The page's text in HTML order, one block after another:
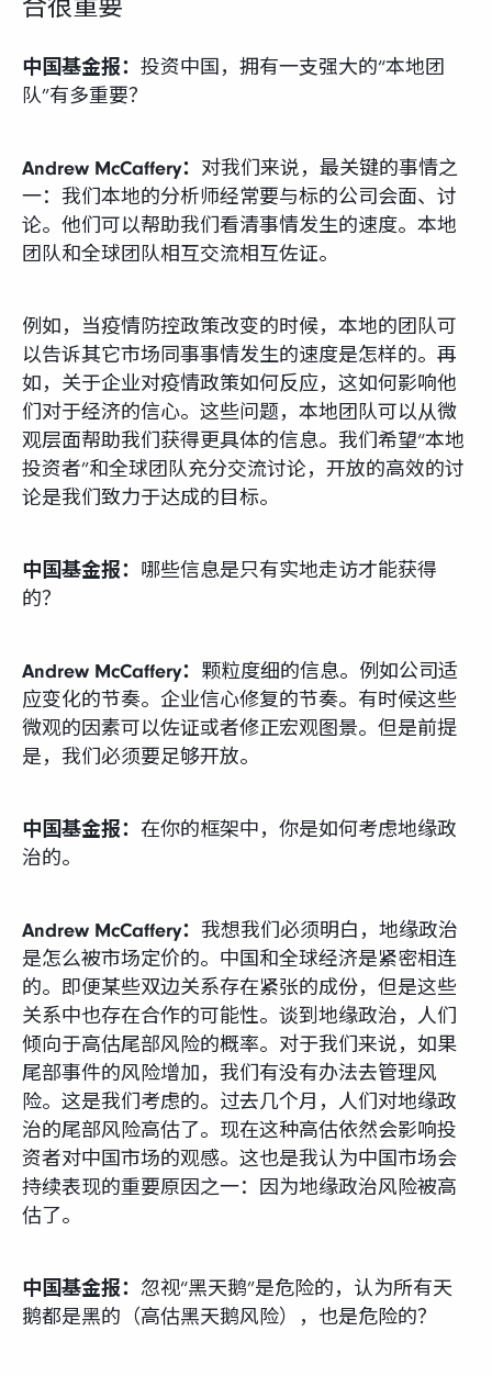
合很重要
中国基金报： 投资中国，拥有一支强大的“本地团
队”有多重要？
Andrew McCaffery： 对我们来说，最关键的事情之
一：我们本地的分析师经常要与标的公司会面、讨
论。他们可以帮助我们看清事情发生的速度。本地
团队和全球团队相互交流相互佐证。
例如，当疫情防控政策改变的时候，本地的团队可
以告诉其它市场同事事情发生的速度是怎样的。再
如，关于企业对疫情政策如何反应，这如何影响他
们对于经济的信心。这些问题，本地团队可以从微
观层面帮助我们获得更具体的信息。我们希望“本地
投资者”和全球团队充分交流讨论，开放的高效的讨
论是我们致力于达成的目标。
中国基金报： 哪些信息是只有实地走访才能获得
的？
Andrew McCaffery： 颗粒度细的信息。例如公司适
应变化的节奏。企业信心修复的节奏。有时候这些
微观的因素可以佐证或者修正宏观图景。但是前提
是，我们必须要足够开放。
中国基金报： 在你的框架中，你是如何考虑地缘政
治的。
Andrew McCaffery： 我想我们必须明白，地缘政治
是怎么被市场定价的。中国和全球经济是紧密相连
的。即便某些双边关系存在紧张的成份，但是这些
关系中也存在合作的可能性。谈到地缘政治，人们
倾向于高估尾部风险的概率。对于我们来说，如果
尾部事件的风险增加，我们有没有办法去管理风
险。这是我们考虑的。过去几个月，人们对地缘政
治的尾部风险高估了。现在这种高估依然会影响投
资者对中国市场的观感。这也是我认为中国市场会
持续表现的重要原因之一：因为地缘政治风险被高
估了。
中国基金报： 忽视“黑天鹅”是危险的，认为所有天
鹅都是黑的（高估黑天鹅风险），也是危险的？